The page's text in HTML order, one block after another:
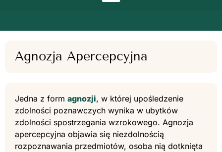
Agnozja Apercepcyjna
Jedna z form agnozji, w której upośledzenie
zdolności poznawczych wynika w ubytków
zdolności spostrzegania wzrokowego. Agnozja
apercepcyjna objawia się niezdolnością
rozpoznawania przedmiotów, osoba nią dotknięta